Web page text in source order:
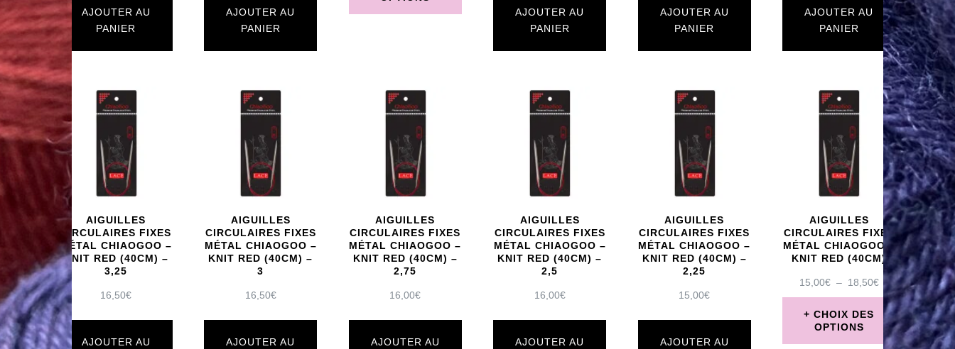
AJOUTER AU
PANIER
AJOUTER AU
PANIER
plusieurs
variations.
Les
options
peuvent
choisies
sur
AJOUTER AU
PANIER
AJOUTER AU
PANIER
AJOUTER AU
PANIER
AIGUILLES
CIRCULAIRES FIXES
MÉTAL CHIAOGOO –
KNIT RED (40CM) –
3,25
16,50€
AJOUTER AU
AIGUILLES
CIRCULAIRES FIXES
MÉTAL CHIAOGOO –
KNIT RED (40CM) –
3
16,50€
AJOUTER AU
AIGUILLES
CIRCULAIRES FIXES
MÉTAL CHIAOGOO –
KNIT RED (40CM) –
2,75
16,00€
AJOUTER AU
AIGUILLES
CIRCULAIRES FIXES
MÉTAL CHIAOGOO –
KNIT RED (40CM) –
2,5
16,00€
AJOUTER AU
AIGUILLES
CIRCULAIRES FIXES
MÉTAL CHIAOGOO –
KNIT RED (40CM) –
2,25
15,00€
AJOUTER AU
AIGUILLES
CIRCULAIRES FIXES
MÉTAL CHIAOGOO –
KNIT RED (40CM)
15,00€ – 18,50€PLAGE
DE
PRIX :
15,00€
À
CHOIX DES
OPTIONS